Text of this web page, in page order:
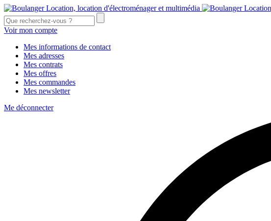
Voir mon compte
Mes informations de contact
Mes adresses
Mes contrats
Mes offres
Mes commandes
Mes newsletter
Me déconnecter